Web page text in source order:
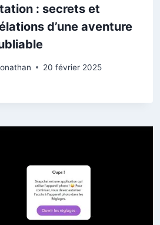
: secrets et
d’une aventure
20 février 2025